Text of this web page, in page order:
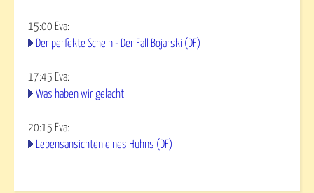
15:00 Eva:
Der perfekte Schein - Der Fall Bojarski (DF)
17:45 Eva:
Was haben wir gelacht
20:15 Eva:
Lebensansichten eines Huhns (DF)